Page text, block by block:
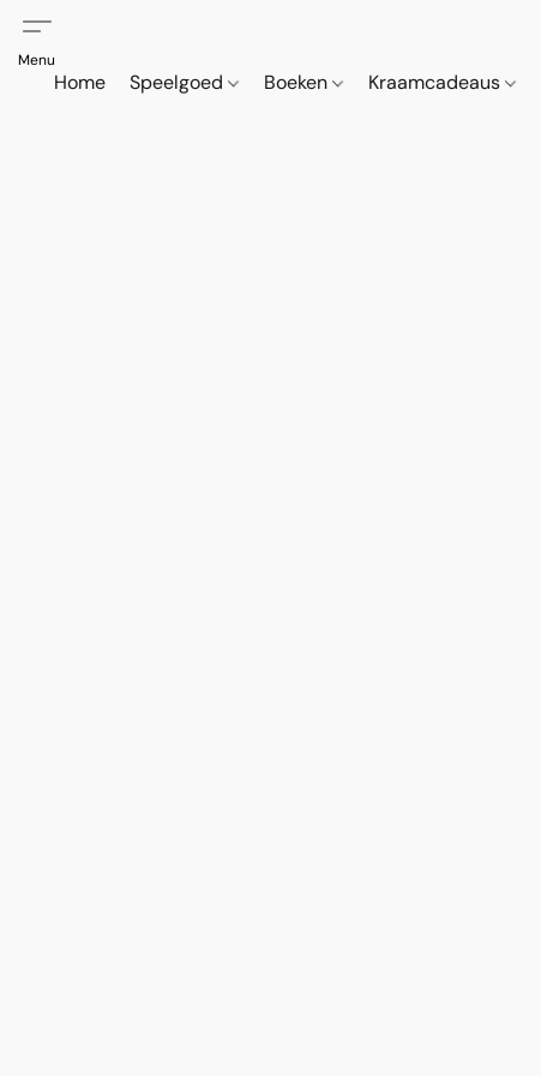
Home Speelgoed Boeken Kraamcadeaus